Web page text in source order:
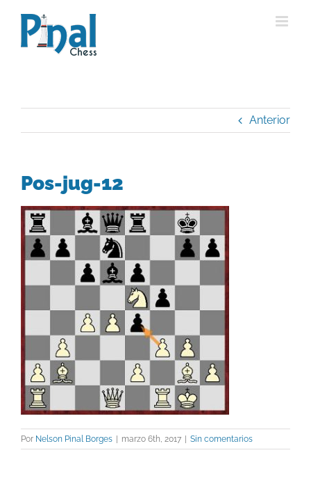
contenido
Anterior
Pos-jug-12
Por Nelson Pinal Borges | marzo 6th, 2017 | Sin comentarios